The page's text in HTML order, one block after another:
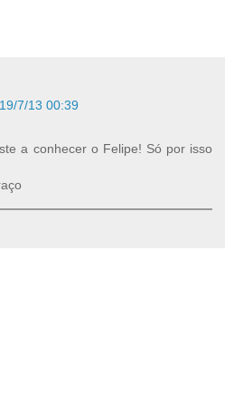
19/7/13 00:39
a conhecer o Felipe! Só por isso